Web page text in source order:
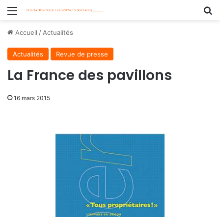
Menu
Accueil / Actualités
Actualités Revue de presse
La France des pavillons
16 mars 2015